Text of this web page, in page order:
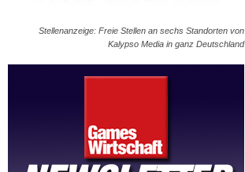
Stellenanzeige: Freie Stellen an sechs Standorten von
Kalypso Media in ganz Deutschland